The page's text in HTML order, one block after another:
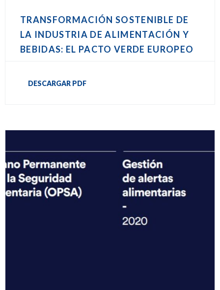
TRANSFORMACIÓN SOSTENIBLE DE
LA INDUSTRIA DE ALIMENTACIÓN Y
BEBIDAS: EL PACTO VERDE EUROPEO
DESCARGAR PDF